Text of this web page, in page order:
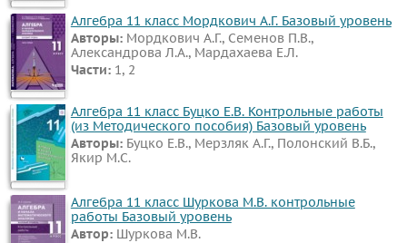
Алгебра 11 класс Мордкович А.Г. Базовый уровень
Авторы: Мордкович А.Г., Семенов П.В.,
Александрова Л.А., Мардахаева Е.Л.
Части: 1, 2
Алгебра 11 класс Буцко Е.В. Контрольные работы
(из Методического пособия) Базовый уровень
Авторы: Буцко Е.В., Мерзляк А.Г., Полонский В.Б.,
Якир М.С.
Алгебра 11 класс Шуркова М.В. контрольные
работы Базовый уровень
Автор: Шуркова М.В.